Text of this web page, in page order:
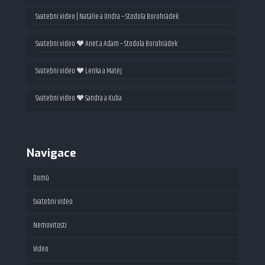
Svatební video | Natálie a Ondra – Stodola Borohrádek
Svatební video ❤ Anet a Adam – Stodola Borohrádek
Svatební video ❤ Lenka a Matěj
Svatební video ❤ Sandra a Kuba
Navigace
Domů
Svatební video
Nemovitosti
Fotografie
Video